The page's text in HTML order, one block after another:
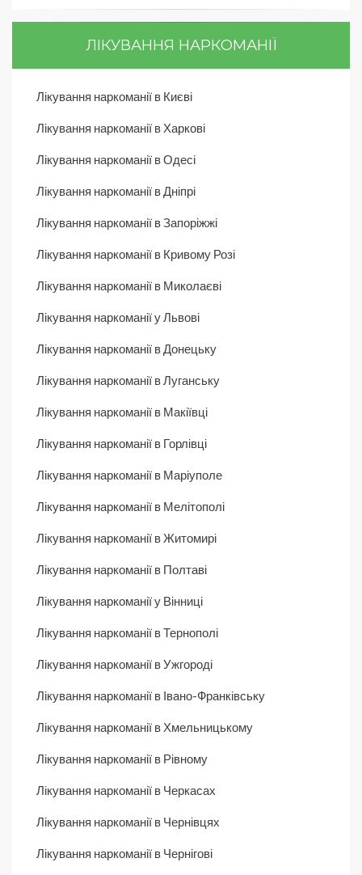
ЛІКУВАННЯ НАРКОМАНІЇ
Лікування наркоманії в Києві
Лікування наркоманії в Харкові
Лікування наркоманії в Одесі
Лікування наркоманії в Дніпрі
Лікування наркоманії в Запоріжжі
Лікування наркоманії в Кривому Розі
Лікування наркоманії в Миколаєві
Лікування наркоманії у Львові
Лікування наркоманії в Донецьку
Лікування наркоманії в Луганську
Лікування наркоманії в Макіївці
Лікування наркоманії в Горлівці
Лікування наркоманії в Маріуполе
Лікування наркоманії в Мелітополі
Лікування наркоманії в Житомирі
Лікування наркоманії в Полтаві
Лікування наркоманії у Вінниці
Лікування наркоманії в Тернополі
Лікування наркоманії в Ужгороді
Лікування наркоманії в Івано-Франківську
Лікування наркоманії в Хмельницькому
Лікування наркоманії в Рівному
Лікування наркоманії в Черкасах
Лікування наркоманії в Чернівцях
Лікування наркоманії в Чернігові